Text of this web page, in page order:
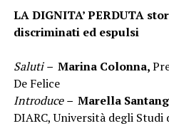
LA DIGNITA’ PERDUTA
discriminati ed espulsi
Saluti – Marina Colonna,
De Felice
Introduce – Marella
DIARC, Università degli